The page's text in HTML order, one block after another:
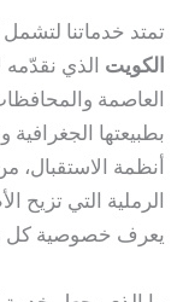
تمتد خدماتنا
الكويت الذي
العاصمة
بطبيعتها
أنظمة
الرملية التي تزيح
يعرف خصوصية كل